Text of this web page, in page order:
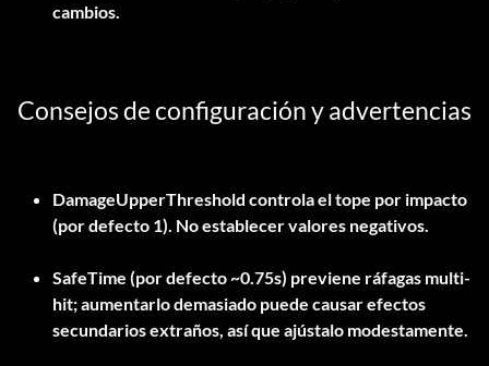
cambios.
Consejos de configuración y advertencias
DamageUpperThreshold controla el tope por impacto
(por defecto 1). No establecer valores negativos.
SafeTime (por defecto ~0.75s) previene ráfagas multi-
hit; aumentarlo demasiado puede causar efectos
secundarios extraños, así que ajústalo modestamente.